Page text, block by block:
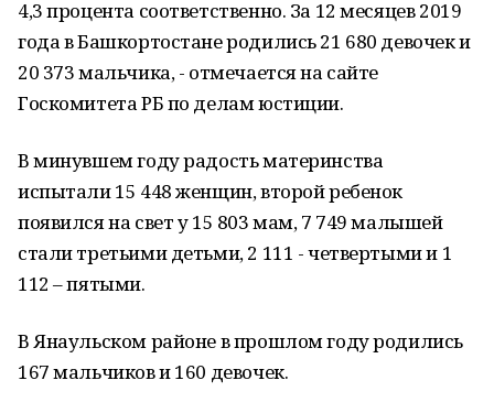
4,3 процента соответственно. За 12 месяцев 2019
года в Башкортостане родились 21 680 девочек и
20 373 мальчика, - отмечается на сайте
Госкомитета РБ по делам юстиции.
В минувшем году радость материнства
испытали 15 448 женщин, второй ребенок
появился на свет у 15 803 мам, 7 749 малышей
стали третьими детьми, 2 111 - четвертыми и 1
112 – пятыми.
В Янаульском районе в прошлом году родились
167 мальчиков и 160 девочек.